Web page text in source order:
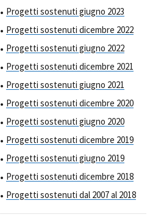
Progetti sostenuti giugno 2023
Progetti sostenuti dicembre 2022
Progetti sostenuti giugno 2022
Progetti sostenuti dicembre 2021
Progetti sostenuti giugno 2021
Progetti sostenuti dicembre 2020
Progetti sostenuti giugno 2020
Progetti sostenuti dicembre 2019
Progetti sostenuti giugno 2019
Progetti sostenuti dicembre 2018
Progetti sostenuti dal 2007 al 2018